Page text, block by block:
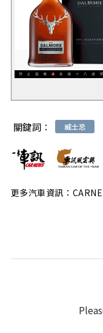
關鍵詞： 威士忌
更多汽車資訊：